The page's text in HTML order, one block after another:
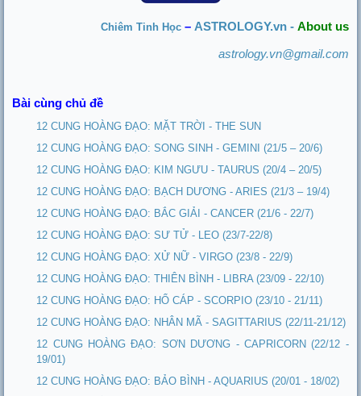
Chiêm Tinh Học– ASTROLOGY.vn - About us
astrology.vn@gmail.com
Bài cùng chủ đề
12 CUNG HOÀNG ĐẠO: MẶT TRỜI - THE SUN
12 CUNG HOÀNG ĐẠO: SONG SINH - GEMINI (21/5 – 20/6)
12 CUNG HOÀNG ĐẠO: KIM NGƯU - TAURUS (20/4 – 20/5)
12 CUNG HOÀNG ĐẠO: BẠCH DƯƠNG - ARIES (21/3 – 19/4)
12 CUNG HOÀNG ĐẠO: BẮC GIẢI - CANCER (21/6 - 22/7)
12 CUNG HOÀNG ĐẠO: SƯ TỬ - LEO (23/7-22/8)
12 CUNG HOÀNG ĐẠO: XỬ NỮ - VIRGO (23/8 - 22/9)
12 CUNG HOÀNG ĐẠO: THIÊN BÌNH - LIBRA (23/09 - 22/10)
12 CUNG HOÀNG ĐẠO: HỔ CÁP - SCORPIO (23/10 - 21/11)
12 CUNG HOÀNG ĐẠO: NHÂN MÃ - SAGITTARIUS (22/11-21/12)
12 CUNG HOÀNG ĐẠO: SƠN DƯƠNG - CAPRICORN (22/12 -
19/01)
12 CUNG HOÀNG ĐẠO: BẢO BÌNH - AQUARIUS (20/01 - 18/02)